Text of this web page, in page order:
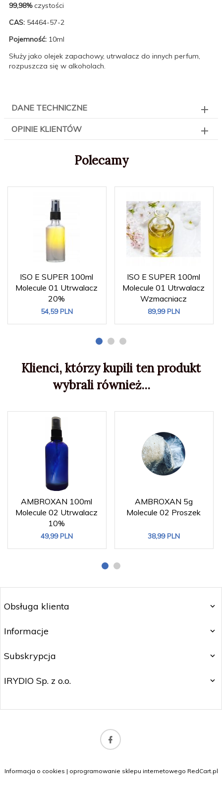
99,98%czystości
CAS: 54464-57-2
Pojemność: 10ml
Służy jako olejek zapachowy, utrwalacz do innych perfum,
rozpuszcza się w alkoholach.
DANE TECHNICZNE
OPINIE KLIENTÓW
Polecamy
ISO E SUPER 100ml
Molecule 01 Utrwalacz
20%
54,59 PLN
ISO E SUPER 100ml
Molecule 01 Utrwalacz
Wzmacniacz
89,99 PLN
Klienci, którzy kupili ten produkt
wybrali również...
AMBROXAN 100ml
Molecule 02 Utrwalacz
10%
49,99 PLN
AMBROXAN 5g
Molecule 02 Proszek
38,99 PLN
Obsługa klienta
Informacje
Subskrypcja
IRYDIO Sp. z o.o.
Informacja o cookies | oprogramowanie sklepu internetowego RedCart.pl